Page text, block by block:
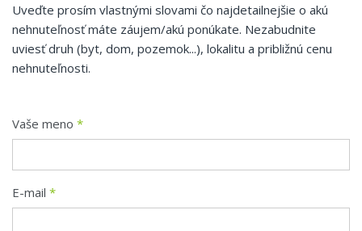
Uveďte prosím vlastnými slovami čo najdetailnejšie o akú
nehnuteľnosť máte záujem/akú ponúkate. Nezabudnite
uviesť druh (byt, dom, pozemok...), lokalitu a približnú cenu
nehnuteľnosti.
Vaše meno *
E-mail *